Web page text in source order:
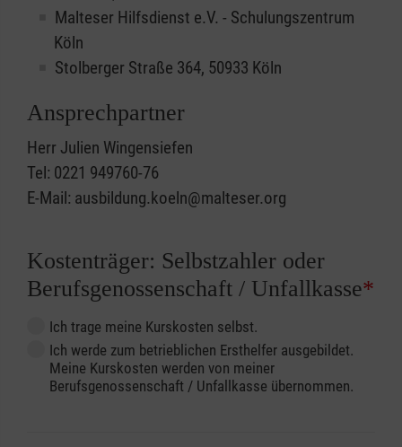
Malteser Hilfsdienst e.V. - Schulungszentrum
Köln
Stolberger Straße 364, 50933 Köln
Ansprechpartner
Herr Julien Wingensiefen
Tel: 0221 949760-76
E-Mail: ausbildung.koeln@malteser.org
Kostenträger: Selbstzahler oder
Berufsgenossenschaft / Unfallkasse*
Ich trage meine Kurskosten selbst.
Ich werde zum betrieblichen Ersthelfer ausgebildet.
Meine Kurskosten werden von meiner
Berufsgenossenschaft / Unfallkasse übernommen.